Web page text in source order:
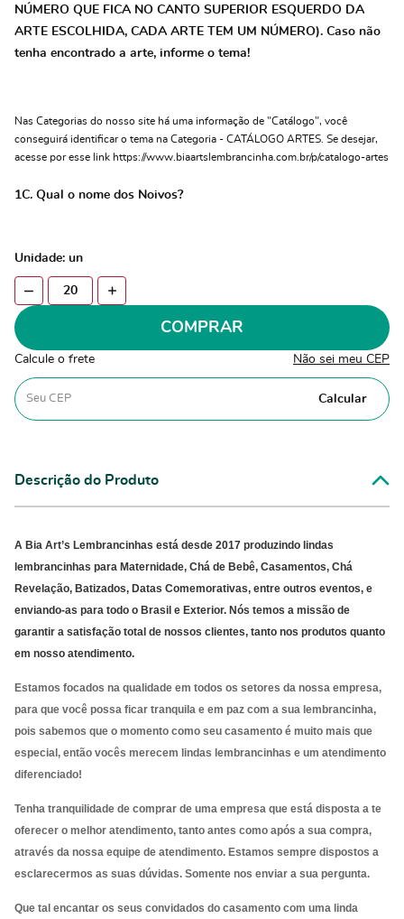
NÚMERO QUE FICA NO CANTO SUPERIOR ESQUERDO DA
ARTE ESCOLHIDA, CADA ARTE TEM UM NÚMERO). Caso não
tenha encontrado a arte, informe o tema!
Nas Categorias do nosso site há uma informação de "Catálogo", você
conseguirá identificar o tema na Categoria - CATÁLOGO ARTES. Se desejar,
acesse por esse link https://www.biaartslembrancinha.com.br/p/catalogo-artes
1C. Qual o nome dos Noivos?
Unidade: un
COMPRAR
Calcule o frete Não sei meu CEP
Calcular
Descrição do Produto
A Bia Art’s Lembrancinhas está desde 2017 produzindo lindas
lembrancinhas para Maternidade, Chá de Bebê, Casamentos, Chá
Revelação, Batizados, Datas Comemorativas, entre outros eventos, e
enviando-as para todo o Brasil e Exterior. Nós temos a missão de
garantir a satisfação total de nossos clientes, tanto nos produtos quanto
em nosso atendimento.
Estamos focados na qualidade em todos os setores da nossa empresa,
para que você possa ficar tranquila e em paz com a sua lembrancinha,
pois sabemos que o momento como seu casamento é muito mais que
especial, então vocês merecem lindas lembrancinhas e um atendimento
diferenciado!
Tenha tranquilidade de comprar de uma empresa que está disposta a te
oferecer o melhor atendimento, tanto antes como após a sua compra,
através da nossa equipe de atendimento. Estamos sempre dispostos a
esclarecermos as suas dúvidas. Somente nos enviar a sua pergunta.
Que tal encantar os seus convidados do casamento com uma linda